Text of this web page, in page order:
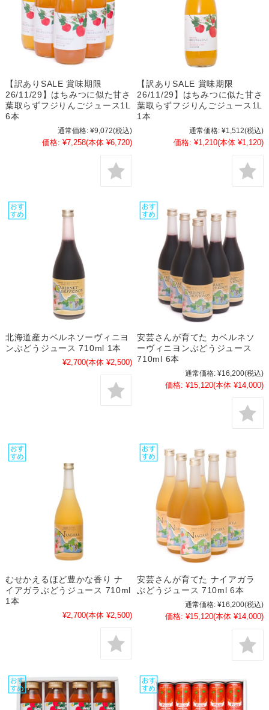
【訳ありSALE 賞味期限
26/11/29】はちみつに似た甘さ
葉取らずフジりんごジュース1L
6本
通常価格: ¥9,072(税込)
価格: ¥7,258(本体 ¥6,720)
【訳ありSALE 賞味期限
26/11/29】はちみつに似た甘さ
葉取らずフジりんごジュース1L
1本
通常価格: ¥1,512(税込)
価格: ¥1,210(本体 ¥1,120)
北海道産カベルネソーヴィニヨ
ンぶどうジュース 710ml 1本
¥2,700(本体 ¥2,500)
安芸さんが育てた カベルネソ
ーヴィニヨンぶどうジュース
710ml 6本
通常価格: ¥16,200(税込)
価格: ¥15,120(本体 ¥14,000)
むせかえるほど豊かな香り ナ
イアガラぶどうジュース 710ml
1本
¥2,700(本体 ¥2,500)
安芸さんが育てた ナイアガラ
ぶどうジュース 710ml 6本
通常価格: ¥16,200(税込)
価格: ¥15,120(本体 ¥14,000)